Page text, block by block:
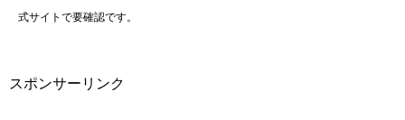
式サイトで要確認です。
スポンサーリンク